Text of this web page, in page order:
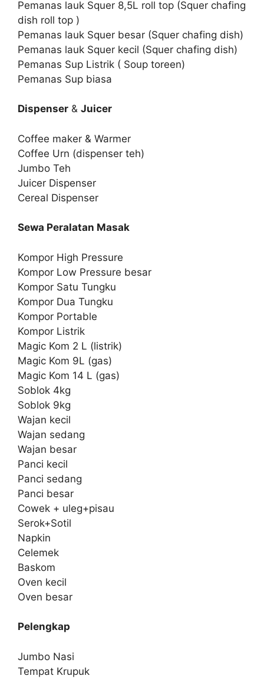
Pemanas lauk Squer 8,5L roll top (Squer chafing
dish roll top )
Pemanas lauk Squer besar (Squer chafing dish)
Pemanas lauk Squer kecil (Squer chafing dish)
Pemanas Sup Listrik ( Soup toreen)
Pemanas Sup biasa
Dispenser & Juicer
Coffee maker & Warmer
Coffee Urn (dispenser teh)
Jumbo Teh
Juicer Dispenser
Cereal Dispenser
Sewa Peralatan Masak
Kompor High Pressure
Kompor Low Pressure besar
Kompor Satu Tungku
Kompor Dua Tungku
Kompor Portable
Kompor Listrik
Magic Kom 2 L (listrik)
Magic Kom 9L (gas)
Magic Kom 14 L (gas)
Soblok 4kg
Soblok 9kg
Wajan kecil
Wajan sedang
Wajan besar
Panci kecil
Panci sedang
Panci besar
Cowek + uleg+pisau
Serok+Sotil
Napkin
Celemek
Baskom
Oven kecil
Oven besar
Pelengkap
Jumbo Nasi
Tempat Krupuk